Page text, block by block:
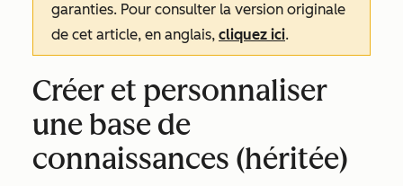
garanties. Pour consulter la version originale
de cet article, en anglais, cliquez ici.
Créer et personnaliser
une base de
connaissances (héritée)